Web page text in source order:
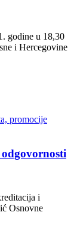
godine u 18,30
i Hercegovine
promocije
i
Osnovne